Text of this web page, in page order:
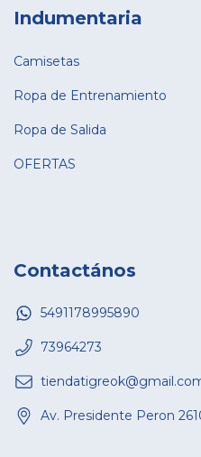
Indumentaria
Camisetas
Ropa de Entrenamiento
Ropa de Salida
OFERTAS
Contactános
5491178995890
73964273
Av. Presidente Peron